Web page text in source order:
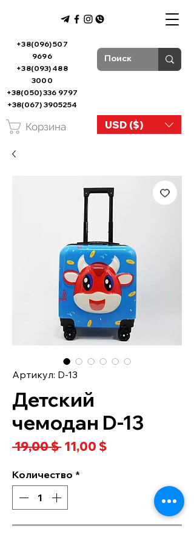
+38(096) 507
9696
+38(093) 488
3000
+38(050) 336 9797
+38(067) 3905254
USD ($)
Корзина
Артикул: D-13
Детский
чемодан D-13
19,00 $ Обычная
11,00 $Спеццена
Количество *